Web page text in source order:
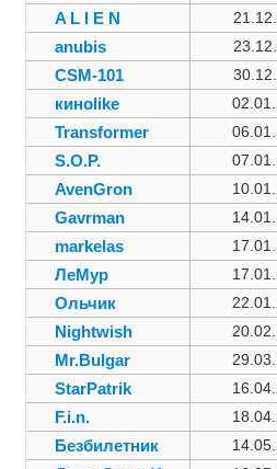
A L I E N
anubis
CSM-101
киноlike
Transformer
S.O.P.
AvenGron
Gavrman
markelas
ЛеМур
Ольчик
Nightwish
Mr.Bulgar
StarPatrik
F.i.n.
Безбилетник